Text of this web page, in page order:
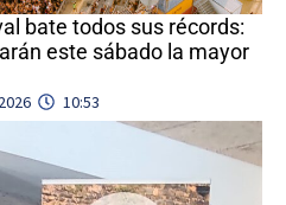
bate todos sus récords:
este sábado la mayor
10:53